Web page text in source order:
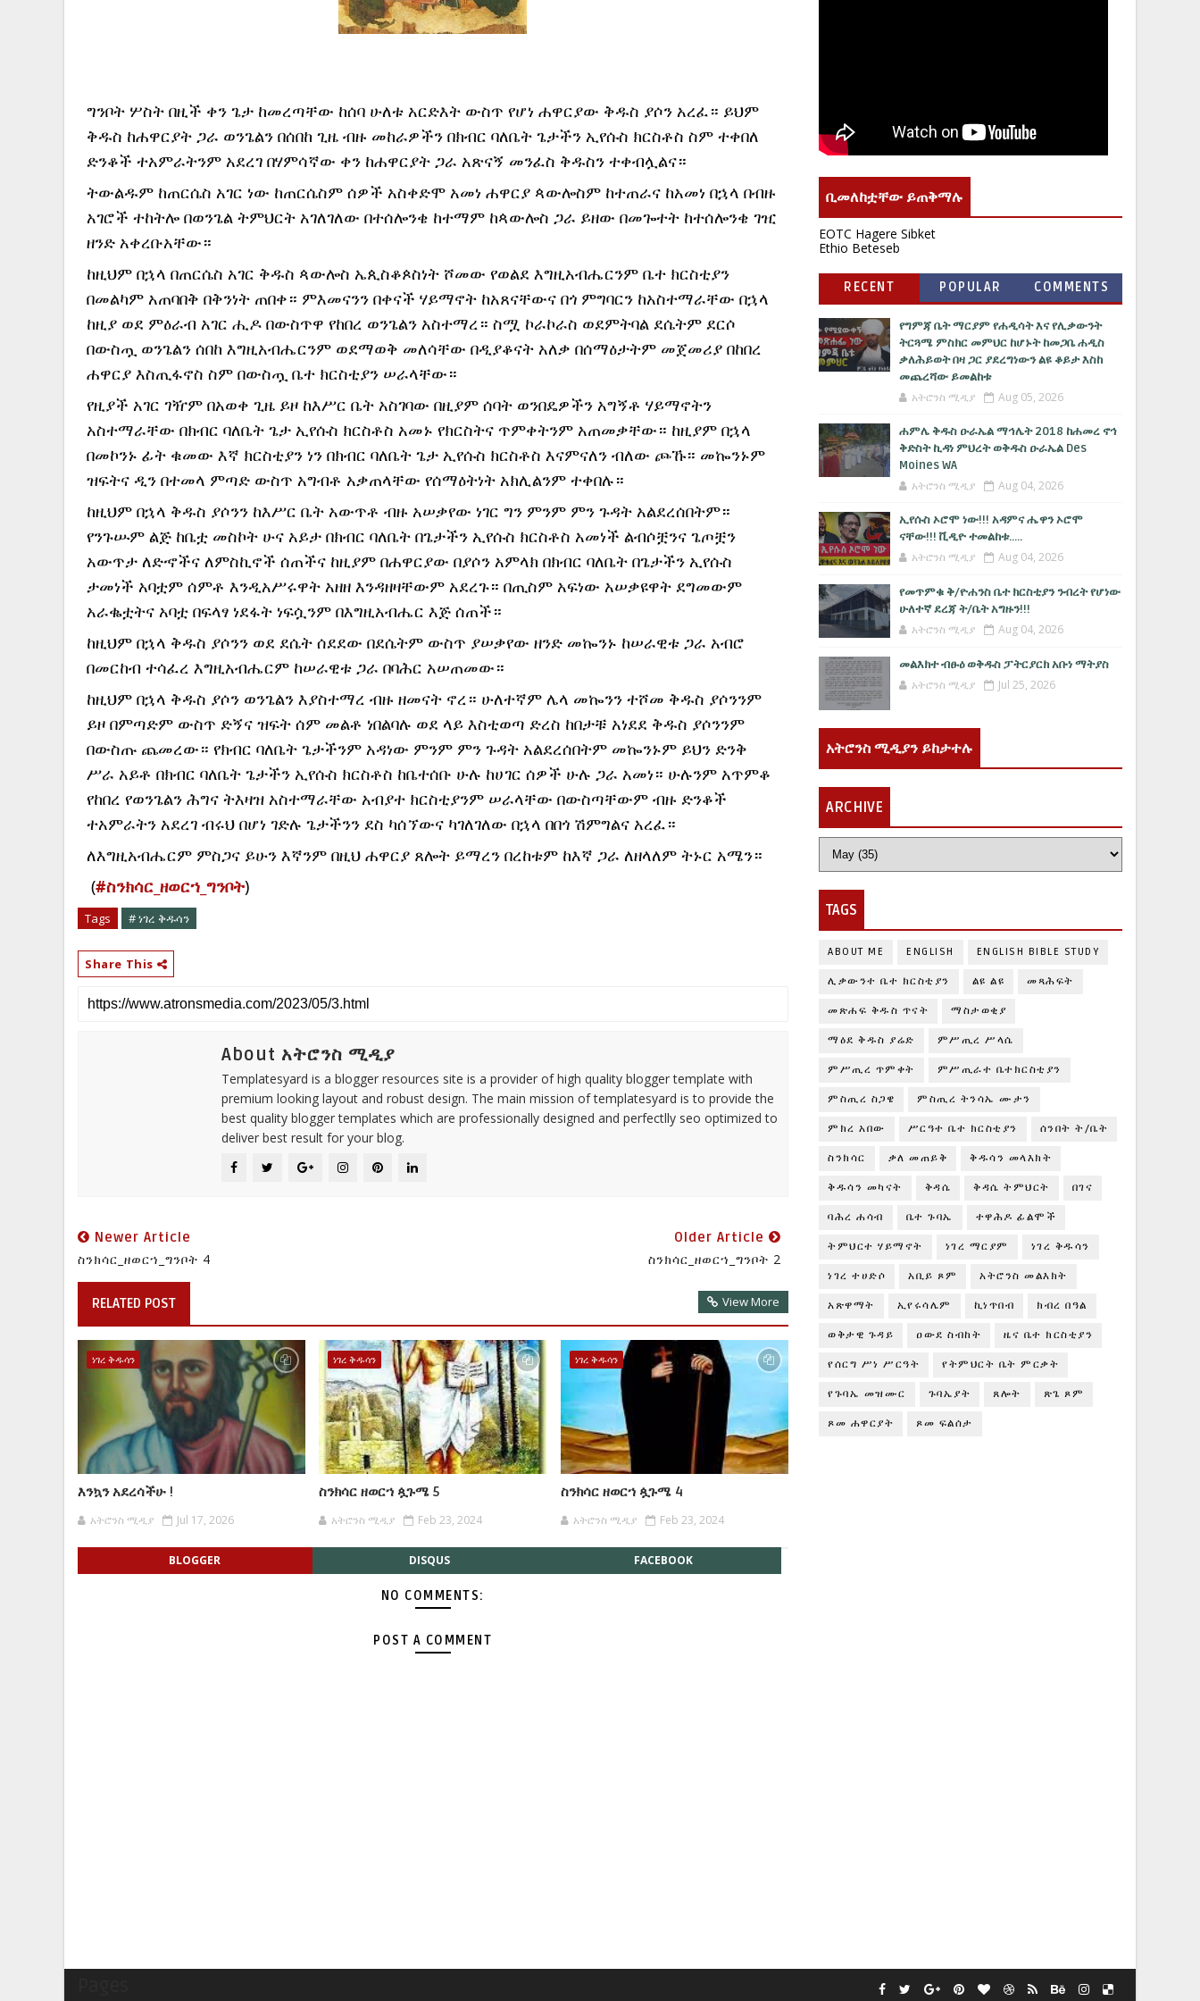
ግንቦት ሦስት በዚች ቀን ጌታ ከመረጣቸው ከሰባ ሁለቱ አርድእት ውስጥ የሆነ ሐዋርያው ቅዱስ ያሶን አረፈ። ይህም
ቅዱስ ከሐዋርያት ጋራ ወንጌልን በሰበከ ጊዜ ብዙ መከራዎችን በክብር ባለቤት ጌታችን ኢየሱስ ክርስቶስ ስም ተቀበለ
ድንቆች ተአምራትንም አደረገ በሃምሳኛው ቀን ከሐዋርያት ጋራ አጽናኝ መንፈስ ቅዱስን ተቀብሏልና።
ትውልዱም ከጠርሴስ አገር ነው ከጠርሴስም ሰዎች አስቀድሞ አመነ ሐዋርያ ጳውሎስም ከተጠራና ከአመነ በኋላ በብዙ
አገሮች ተከትሎ በወንጌል ትምህርት አገለገለው በተሰሎንቄ ከተማም ከጳውሎስ ጋራ ይዘው በመጐተት ከተሰሎንቄ ገዢ
ዘንድ አቀረቡአቸው።
ከዚህም በኋላ በጠርሴስ አገር ቅዱስ ጳውሎስ ኤጲስቆጶስነት ሾመው የወልደ እግዚአብሔርንም ቤተ ክርስቲያን
በመልካም አጠባበቅ በቅንነት ጠበቀ። ምእመናንን በቀናች ሃይማኖት ከአጸናቸውና በጎ ምግባርን ከአስተማራቸው በኋላ
ከዚያ ወደ ምዕራብ አገር ሒዶ በውስጥዋ የከበረ ወንጌልን አስተማረ። ስሟ ኮራኮራስ ወደምትባል ደሴትም ደርሶ
በውስጧ ወንጌልን ሰበከ እግዚአብሔርንም ወደማወቅ መለሳቸው በዲያቆናት አለቃ በሰማዕታትም መጀመሪያ በከበረ
ሐዋርያ እስጢፋኖስ ስም በውስጧ ቤተ ክርስቲያን ሠራላቸው።
የዚያች አገር ገዥም በአወቀ ጊዜ ይዞ ከእሥር ቤት አስገባው በዚያም ሰባት ወንበዴዎችን አግኝቶ ሃይማኖትን
አስተማራቸው በክብር ባለቤት ጌታ ኢየሱስ ክርስቶስ አመኑ የክርስትና ጥምቀትንም አጠመቃቸው። ከዚያም በኋላ
በመኮንኑ ፊት ቁመው እኛ ክርስቲያን ነን በክብር ባለቤት ጌታ ኢየሱስ ክርስቶስ እናምናለን ብለው ጮኹ። መኰንኑም
ዝፍትና ዲን በተመላ ምጣድ ውስጥ አግብቶ አቃጠላቸው የሰማዕትነት አክሊልንም ተቀበሉ።
ከዚህም በኋላ ቅዱስ ያሶንን ከእሥር ቤት አውጥቶ ብዙ አሠቃየው ነገር ግን ምንም ምን ጉዳት አልደረሰበትም።
የንጉሡም ልጅ ከቤቷ መስኮት ሁና አይታ በክብር ባለቤት በጌታችን ኢየሱስ ክርስቶስ አመነች ልብሶቿንና ጌጦቿን
አውጥታ ለድኆችና ለምስኪኖች ሰጠችና ከዚያም በሐዋርያው በያሶን አምላክ በክብር ባለቤት በጌታችን ኢየሱስ
ታመነች አባቷም ሰምቶ እንዲአሥሩዋት አዘዘ እንዳዘዛቸውም አደረጉ። በጢስም አፍነው አሠቃዩዋት ደግመውም
አራቈቷትና አባቷ በፍላፃ ነደፋት ነፍሷንም በእግዚአብሔር እጅ ሰጠች።
ከዚህም በኋላ ቅዱስ ያሶንን ወደ ደሴት ሰደደው በደሴትም ውስጥ ያሠቃየው ዘንድ መኰንኑ ከሠራዊቱ ጋራ አብሮ
በመርከብ ተሳፈረ እግዚአብሔርም ከሠራዊቱ ጋራ በባሕር አሠጠመው።
ከዚህም በኋላ ቅዱስ ያሶን ወንጌልን እያስተማረ ብዙ ዘመናት ኖረ። ሁለተኛም ሌላ መኰንን ተሾመ ቅዱስ ያሶንንም
ይዞ በምጣድም ውስጥ ድኝና ዝፍት ሰም መልቶ ነበልባሉ ወደ ላይ እስቲወጣ ድረስ ከበታቹ አነደደ ቅዱስ ያሶንንም
በውስጡ ጨመረው። የክብር ባለቤት ጌታችንም አዳነው ምንም ምን ጉዳት አልደረሰበትም መኰንኑም ይህን ድንቅ
ሥራ አይቶ በክብር ባለቤት ጌታችን ኢየሱስ ክርስቶስ ከቤተሰቡ ሁሉ ከሀገር ሰዎች ሁሉ ጋራ አመነ። ሁሉንም አጥምቆ
የከበረ የወንጌልን ሕግና ትእዛዝ አስተማራቸው አብያተ ክርስቲያንም ሠራላቸው በውስጣቸውም ብዙ ድንቆች
ተአምራትን አደረገ ብሩህ በሆነ ገድሉ ጌታችንን ደስ ካሰኘውና ካገለገለው በኋላ በበጎ ሽምግልና አረፈ።
ለእግዚአብሔርም ምስጋና ይሁን እኛንም በዚህ ሐዋርያ ጸሎት ይማረን በረከቱም ከእኛ ጋራ ለዘላለም ትኑር አሜን።
(#ስንክሳር_ዘወርኀ_ግንቦት)
Tags # ነገረ ቅዱሳን
Share This
About አትሮንስ ሚዲያ
Templatesyard is a blogger resources site is a provider of high quality blogger template with
premium looking layout and robust design. The main mission of templatesyard is to provide the
best quality blogger templates which are professionally designed and perfectlly seo optimized to
deliver best result for your blog.
Newer Article
ስንክሳር_ዘወርኀ_ግንቦት 4
Older Article
ስንክሳር_ዘወርኀ_ግንቦት 2
RELATED POST View More
ነገረ ቅዱሳን
እንኳን አደረሳችሁ !
አትሮንስ ሚዲያ Jul 17, 2026
ነገረ ቅዱሳን
ስንክሳር ዘወርኀ ጷጉሜ 5
አትሮንስ ሚዲያ Feb 23, 2024
ነገረ ቅዱሳን
ስንክሳር ዘወርኀ ጷጉሜ 4
አትሮንስ ሚዲያ Feb 23, 2024
BLOGGER DISQUS FACEBOOK
NO COMMENTS:
POST A COMMENT
ቢመለከቷቸው ይጠቅማሉ
EOTC Hagere Sibket
Ethio Beteseb
RECENT POPULAR COMMENTS
የግምጃ ቤት ማርያም የሐዲሳት እና የሊቃውንት
ትርጓሜ ምስክር መምህር ከሆኑት ከመጋቤ ሐዲስ
ቃለሕይወት በዛ ጋር ያደረግነውን ልዩ ቆይታ እስከ
መጨረሻው ይመልከቱ
አትሮንስ ሚዲያ Aug 05, 2026
ሐምሌ ቅዱስ ዑራኤል ማኅሌት 2018 ከሐመረ ኖኅ
ቅድስት ኪዳነ ምህረት ወቅዱስ ዑራኤል Des
Moines WA
አትሮንስ ሚዲያ Aug 04, 2026
ኢየሱስ ኦሮሞ ነው!!! አዳምና ሔዋን ኦሮሞ
ናቸው!!! ቪዲዮ ተመልከቱ.....
አትሮንስ ሚዲያ Aug 04, 2026
የመጥምቁ ቅ/ዮሐንስ ቤተ ክርስቲያን ንብረት የሆነው
ሁለተኛ ደረጃ ት/ቤት አግዙን!!!
አትሮንስ ሚዲያ Aug 04, 2026
መልእክተ ብፁዕ ወቅዱስ ፓትርያርክ አቡነ ማትያስ
አትሮንስ ሚዲያ Jul 25, 2026
አትሮንስ ሚዲያን ይከታተሉ
ARCHIVE
TAGS
ABOUT ME ENGLISH ENGLISH BIBLE STUDY
ሊቃውንተ ቤተ ክርስቲያን ልዩ ልዩ መጻሕፍት
መጽሐፍ ቅዱስ ጥናት ማስታወቂያ
ማዕደ ቅዱስ ያሬድ ምሥጢረ ሥላሴ
ምሥጢረ ጥምቀት ምሥጢራተ ቤተክርስቲያን
ምስጢረ ስጋዌ ምስጢረ ትንሳኤ ሙታን
ምክረ አበው ሥርዓተ ቤተ ክርስቲያን ሰንበት ት/ቤት
ስንክሳር ቃለ መጠይቅ ቅዱሳን መላእክት
ቅዱሳን መካናት ቅዳሴ ቅዳሴ ትምህርት በገና
ባሕረ ሐሳብ ቤተ ጉባኤ ተዋሕዶ ፊልሞች
ትምህርተ ሃይማኖት ነገረ ማርያም ነገረ ቅዱሳን
ነገረ ተሀድሶ አቢይ ጾም አትሮንስ መልእክት
አጽዋማት ኢየሩሳሌም ኪነጥበብ ክብረ በዓል
ወቅታዊ ጉዳይ ዐውደ ስብከት ዜና ቤተ ክርስቲያን
የሰርግ ሥነ ሥርዓት የትምህርት ቤት ምርቃት
የጉባኤ መዝሙር ጉባኤያት ጸሎት ጽጌ ጾም
ጾመ ሐዋርያት ጾመ ፍልሰታ